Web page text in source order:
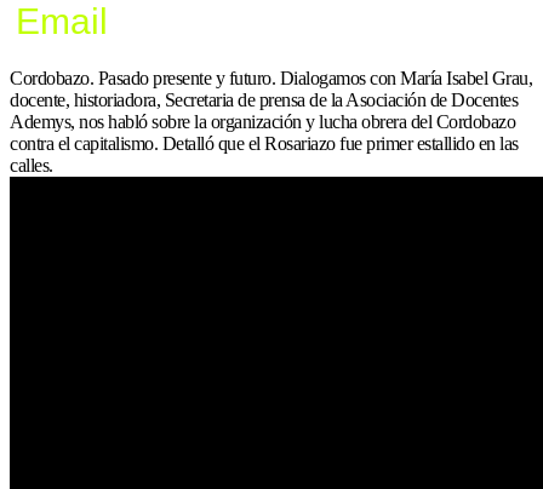
Email
Cordobazo. Pasado presente y futuro. Dialogamos con María Isabel Grau,
docente, historiadora, Secretaria de prensa de la Asociación de Docentes
Ademys, nos habló sobre la organización y lucha obrera del Cordobazo
contra el capitalismo. Detalló que el Rosariazo fue primer estallido en las
calles.